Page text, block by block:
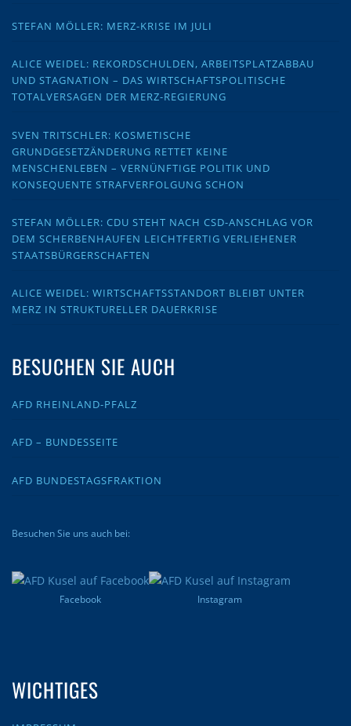
STEFAN MÖLLER: MERZ-KRISE IM JULI
ALICE WEIDEL: REKORDSCHULDEN, ARBEITSPLATZABBAU
UND STAGNATION – DAS WIRTSCHAFTSPOLITISCHE
TOTALVERSAGEN DER MERZ-REGIERUNG
SVEN TRITSCHLER: KOSMETISCHE
GRUNDGESETZÄNDERUNG RETTET KEINE
MENSCHENLEBEN – VERNÜNFTIGE POLITIK UND
KONSEQUENTE STRAFVERFOLGUNG SCHON
STEFAN MÖLLER: CDU STEHT NACH CSD-ANSCHLAG VOR
DEM SCHERBENHAUFEN LEICHTFERTIG VERLIEHENER
STAATSBÜRGERSCHAFTEN
ALICE WEIDEL: WIRTSCHAFTSSTANDORT BLEIBT UNTER
MERZ IN STRUKTURELLER DAUERKRISE
BESUCHEN SIE AUCH
AFD RHEINLAND-PFALZ
AFD – BUNDESSEITE
AFD BUNDESTAGSFRAKTION
Besuchen Sie uns auch bei:
Facebook Instagram
WICHTIGES